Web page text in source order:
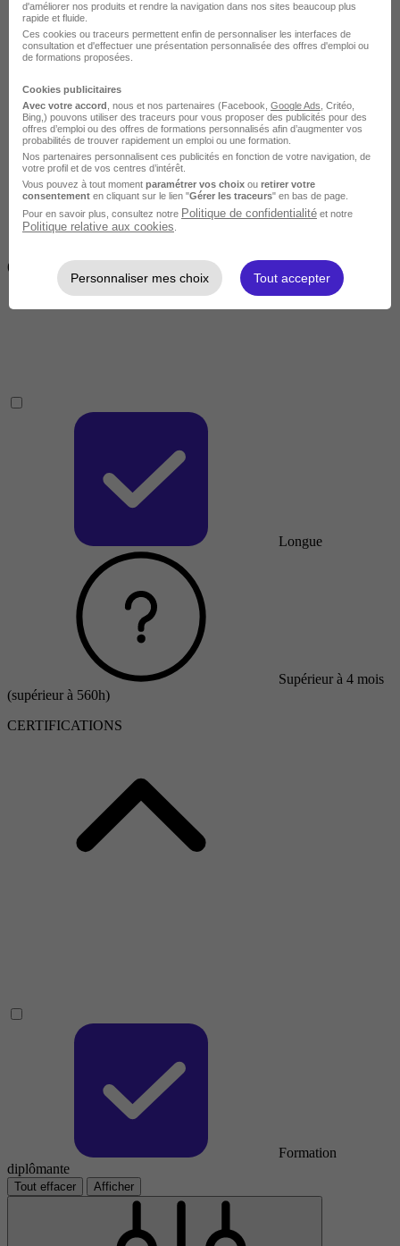
Intermédiaire
( 70h à 560h)
Longue
Supérieur à 4 mois
(supérieur à 560h)
CERTIFICATIONS
Formation
diplômante
Tout effacer Afficher
d'améliorer nos produits et rendre la navigation dans nos sites beaucoup plus
rapide et fluide.
Ces cookies ou traceurs permettent enfin de personnaliser les interfaces de
consultation et d'effectuer une présentation personnalisée des offres d'emploi ou
de formations proposées.
Cookies publicitaires
Avec votre accord , nous et nos partenaires (Facebook, Google Ads , Critéo,
Bing,) pouvons utiliser des traceurs pour vous proposer des publicités pour des
offres d’emploi ou des offres de formations personnalisés afin d’augmenter vos
probabilités de trouver rapidement un emploi ou une formation.
Nos partenaires personnalisent ces publicités en fonction de votre navigation, de
votre profil et de vos centres d’intérêt.
Vous pouvez à tout moment paramétrer vos choix ou retirer votre
consentement en cliquant sur le lien "Gérer les traceurs" en bas de page.
Pour en savoir plus, consultez notre Politique de confidentialité et notre
Politique relative aux cookies
Personnaliser mes choix Tout accepter